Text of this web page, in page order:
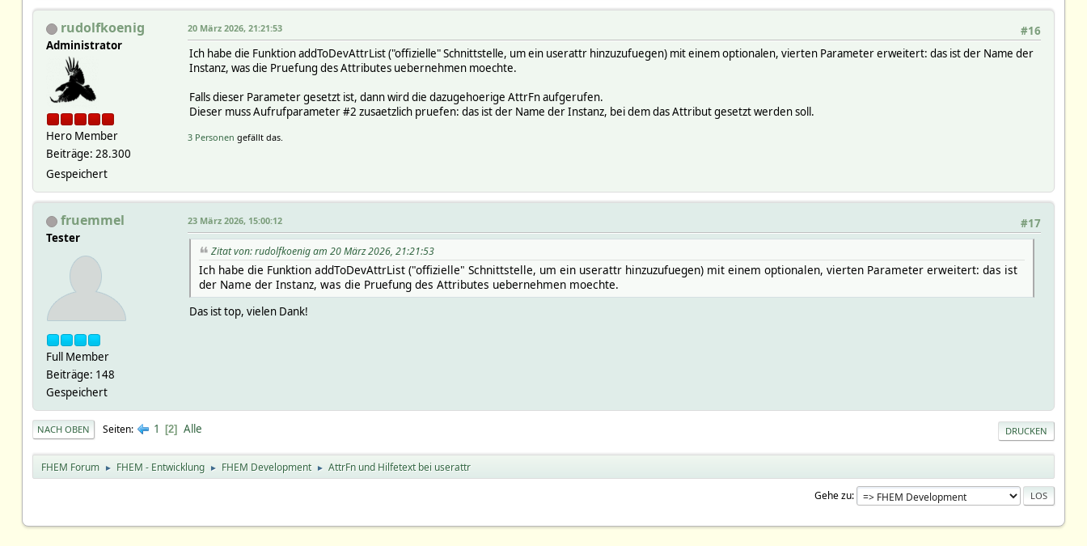
rudolfkoenig
Administrator
Hero Member
Beiträge: 28.300
Gespeichert
#16
20 März 2026, 21:21:53
Ich habe die Funktion addToDevAttrList ("offizielle" Schnittstelle, um ein userattr hinzuzufuegen) mit einem optionalen, vierten Parameter erweitert: das ist der Name der
Instanz, was die Pruefung des Attributes uebernehmen moechte.
Falls dieser Parameter gesetzt ist, dann wird die dazugehoerige AttrFn aufgerufen.
Dieser muss Aufrufparameter #2 zusaetzlich pruefen: das ist der Name der Instanz, bei dem das Attribut gesetzt werden soll.
3 Personen gefällt das.
fruemmel
Tester
Full Member
Beiträge: 148
Gespeichert
#17
23 März 2026, 15:00:12
Zitat von: rudolfkoenig am 20 März 2026, 21:21:53
Ich habe die Funktion addToDevAttrList ("offizielle" Schnittstelle, um ein userattr hinzuzufuegen) mit einem optionalen, vierten Parameter erweitert: das ist
der Name der Instanz, was die Pruefung des Attributes uebernehmen moechte.
Das ist top, vielen Dank!
DRUCKEN
NACH OBEN Seiten 1 2 Alle
FHEM Forum ► FHEM - Entwicklung ► FHEM Development ► AttrFn und Hilfetext bei userattr
Gehe zu